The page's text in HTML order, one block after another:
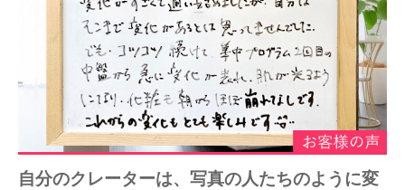
自分のクレーターは、写真の人たちのように変